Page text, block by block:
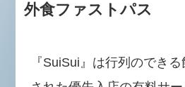
外食ファストパス
『SuiSui』は行列のでき